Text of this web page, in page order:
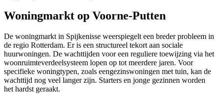
Woningmarkt op Voorne-Putten
De woningmarkt in Spijkenisse weerspiegelt een breder probleem in
de regio Rotterdam. Er is een structureel tekort aan sociale
huurwoningen. De wachttijden voor een reguliere toewijzing via het
woonruimteverdeelsysteem lopen op tot meerdere jaren. Voor
specifieke woningtypen, zoals eengezinswoningen met tuin, kan de
wachttijd nog veel langer zijn. Starters en jonge gezinnen worden
het hardst geraakt.